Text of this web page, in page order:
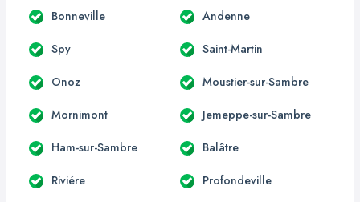
Bonneville Andenne
Spy Saint-Martin
Onoz Moustier-sur-Sambre
Mornimont Jemeppe-sur-Sambre
Ham-sur-Sambre Balâtre
Riviére Profondeville